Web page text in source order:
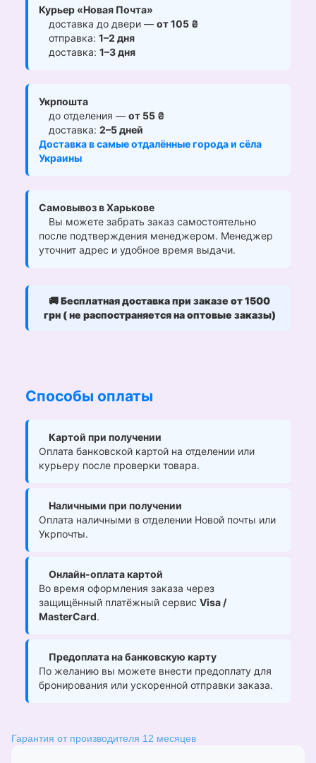
Курьер «Новая Почта»
доставка до двери — от 105 ₴
отправка: 1–2 дня
доставка: 1–3 дня
Укрпошта
до отделения — от 55 ₴
доставка: 2–5 дней
Доставка в самые отдалённые города и сёла
Украины
Самовывоз в Харькове
Вы можете забрать заказ самостоятельно
после подтверждения менеджером. Менеджер
уточнит адрес и удобное время выдачи.
🚚Бесплатная доставка при заказе от 1500
грн ( не распостраняется на оптовые заказы)
Способы оплаты
Картой при получении
Оплата банковской картой на отделении или
курьеру после проверки товара.
Наличными при получении
Оплата наличными в отделении Новой почты или
Укрпочты.
Онлайн-оплата картой
Во время оформления заказа через
защищённый платёжный сервис Visa /
MasterCard.
Предоплата на банковскую карту
По желанию вы можете внести предоплату для
бронирования или ускоренной отправки заказа.
Гарантия от производителя 12 месяцев